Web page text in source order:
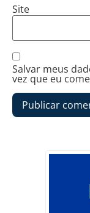
Site
Salvar meus
vez que eu